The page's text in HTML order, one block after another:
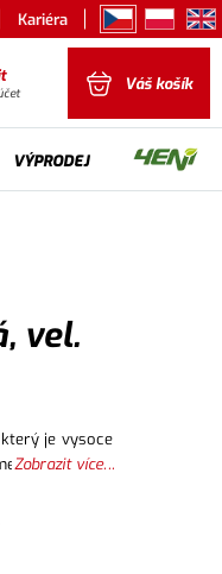
Kariéra
Váš košík
VÝPRODEJ
vel.
je vysoce
Část
zip. Pas a
Zobrazit více...